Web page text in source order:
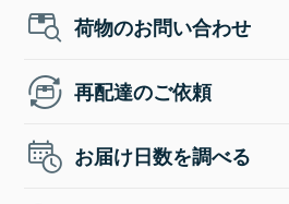
荷物のお問い合わせ
再配達のご依頼
お届け日数を調べる